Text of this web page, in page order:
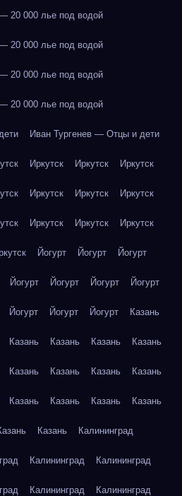
20 000 лье под водой
20 000 лье под водой
20 000 лье под водой
20 000 лье под водой
Иван Тургенев — Отцы и дети
Иркутск Иркутск Иркутск
Иркутск Иркутск Иркутск
Иркутск Иркутск Иркутск
Йогурт Йогурт Йогурт
Йогурт Йогурт Йогурт Йогурт
Йогурт Йогурт Йогурт Казань
Казань Казань Казань Казань
Казань Казань Казань Казань
Казань Казань Казань Казань
Казань Калининград
Калининград Калининград
Калининград Калининград